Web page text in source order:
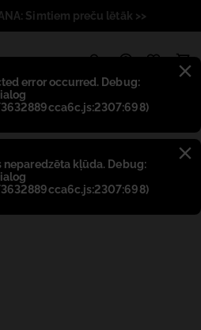
error occurred. Debug:
neparedzēta kļūda. Debug:
Simtiem preču lētāk >>